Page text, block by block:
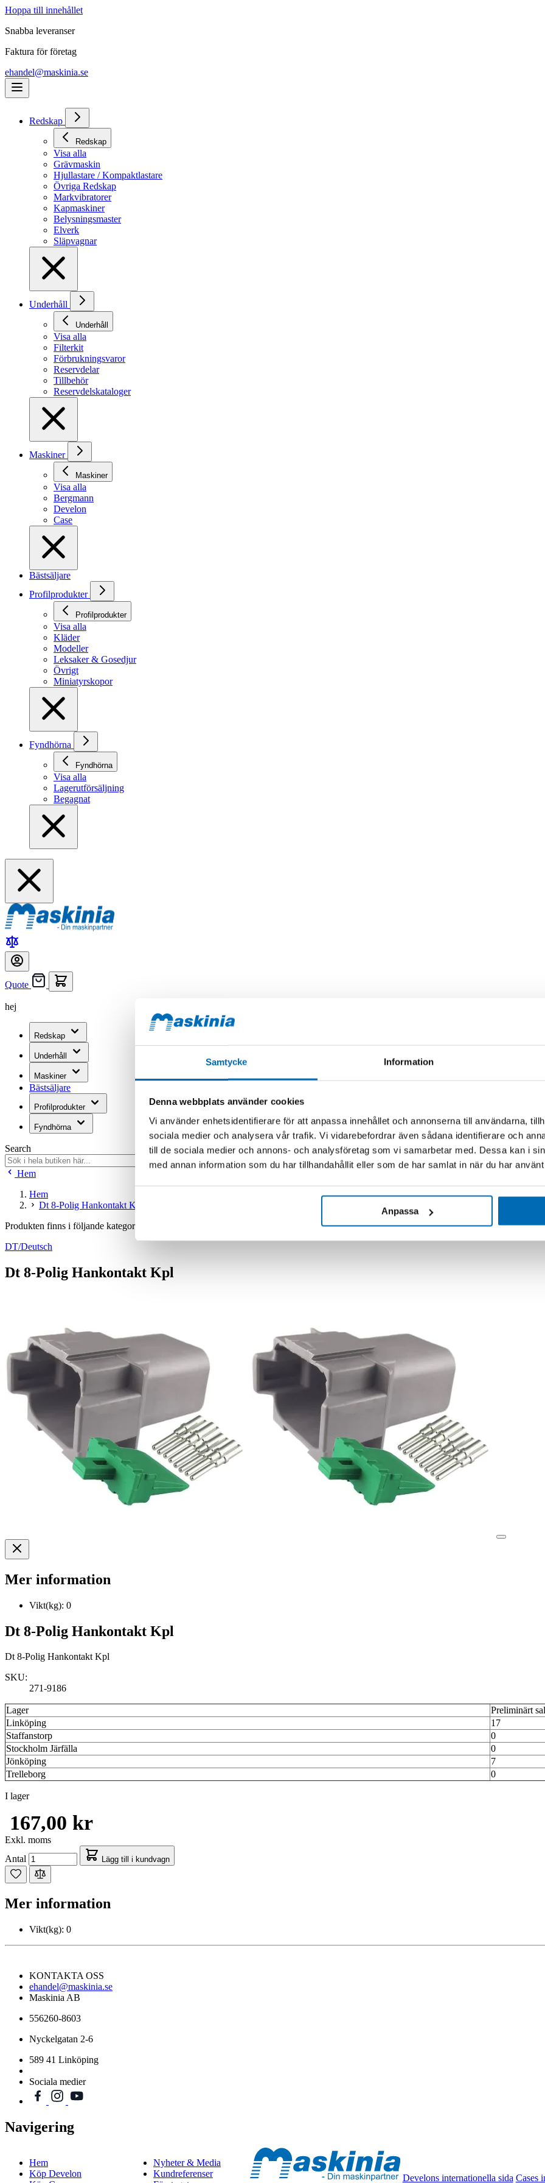
Samtycke Information
Denna webbplats använder cookies
Vi använder enhetsidentifierare för att anpassa innehållet och annonserna till användarna,
sociala medier och analysera vår trafik. Vi vidarebefordrar även sådana identifierare och
till de sociala medier och annons- och analysföretag som vi samarbetar med. Dessa kan i
med annan information som du har tillhandahållit eller som de har samlat in när du har
Anpassa
Hoppa till innehållet
Snabba leveranser
Faktura för företag
ehandel@maskinia.se
Redskap
Redskap
Visa alla
Grävmaskin
Hjullastare / Kompaktlastare
Övriga Redskap
Markvibratorer
Kapmaskiner
Belysningsmaster
Elverk
Släpvagnar
Underhåll
Underhåll
Visa alla
Filterkit
Förbrukningsvaror
Reservdelar
Tillbehör
Reservdelskataloger
Maskiner
Maskiner
Visa alla
Bergmann
Develon
Case
Bästsäljare
Profilprodukter
Profilprodukter
Visa alla
Kläder
Modeller
Leksaker & Gosedjur
Övrigt
Miniatyrskopor
Fyndhörna
Fyndhörna
Visa alla
Lagerutförsäljning
Begagnat
Quote
hej
Redskap
Underhåll
Maskiner
Bästsäljare
Profilprodukter
Fyndhörna
Search
Hem
Hem
Dt 8-Polig Hankontakt Kpl
Produkten finns i följande kategorier:
DT/Deutsch
Dt 8-Polig Hankontakt Kpl
Mer information
Vikt(kg): 0
Dt 8-Polig Hankontakt Kpl
Dt 8-Polig Hankontakt Kpl
SKU:
271-9186
Lager
Preliminärt
Linköping
17
Staffanstorp
0
Stockholm Järfälla
0
Jönköping
7
Trelleborg
0
I lager
167,00 kr
Exkl. moms
Antal
Lägg till i kundvagn
Mer information
Vikt(kg): 0
KONTAKTA OSS
ehandel@maskinia.se
Maskinia AB
556260-8603
Nyckelgatan 2-6
589 41 Linköping
Sociala medier
Navigering
Hem
Köp Develon
Nyheter & Media
Kundreferenser
Develons internationella sida Cases